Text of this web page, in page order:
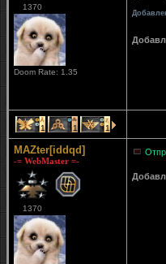
1370
Doom Rate: 1.35
1 1 1
MAZter[iddqd]
-= WebMaster =-
1370